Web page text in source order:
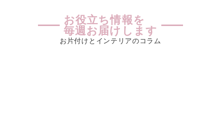
お役立ち情報を
毎週お届けします
お片付けとインテリアのコラム